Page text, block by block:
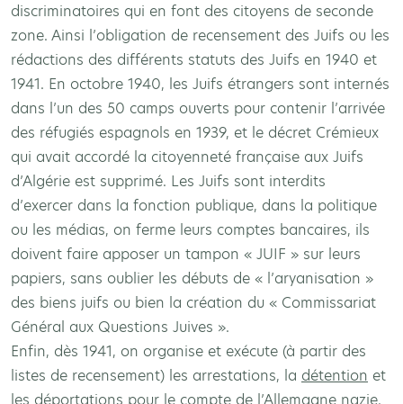
discriminatoires qui en font des citoyens de seconde
zone. Ainsi l’obligation de recensement des Juifs ou les
rédactions des différents statuts des Juifs en 1940 et
1941. En octobre 1940, les Juifs étrangers sont internés
dans l’un des 50 camps ouverts pour contenir l’arrivée
des réfugiés espagnols en 1939, et le décret Crémieux
qui avait accordé la citoyenneté française aux Juifs
d’Algérie est supprimé. Les Juifs sont interdits
d’exercer dans la fonction publique, dans la politique
ou les médias, on ferme leurs comptes bancaires, ils
doivent faire apposer un tampon « JUIF » sur leurs
papiers, sans oublier les débuts de « l’aryanisation »
des biens juifs ou bien la création du « Commissariat
Général aux Questions Juives ».
Enfin, dès 1941, on organise et exécute (à partir des
listes de recensement) les arrestations, la détention et